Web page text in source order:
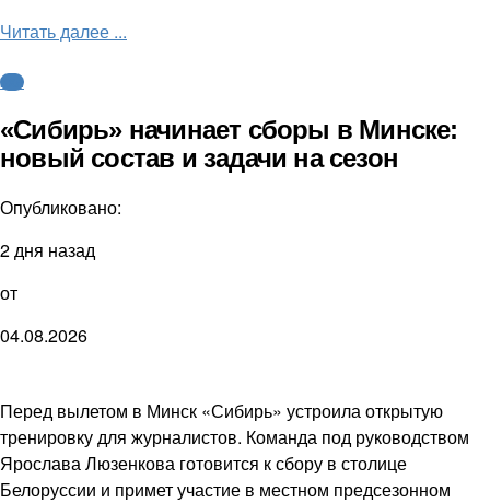
Читать далее ...
КХЛ
«Сибирь» начинает сборы в Минске:
новый состав и задачи на сезон
Опубликовано:
2 дня назад
от
04.08.2026
Перед вылетом в Минск «Сибирь» устроила открытую
тренировку для журналистов. Команда под руководством
Ярослава Люзенкова готовится к сбору в столице
Белоруссии и примет участие в местном предсезонном